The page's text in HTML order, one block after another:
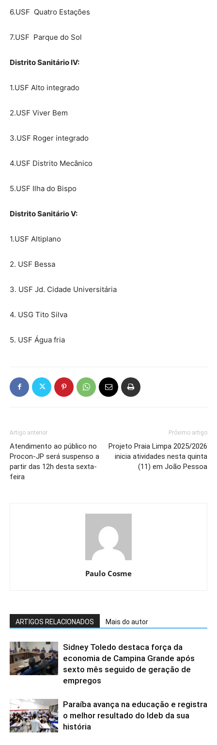
6.USF Quatro Estações
7.USF Parque do Sol
Distrito Sanitário IV:
1.USF Alto integrado
2.USF Viver Bem
3.USF Roger integrado
4.USF Distrito Mecânico
5.USF Ilha do Bispo
Distrito Sanitário V:
1.USF Altiplano
2. USF Bessa
3. USF Jd. Cidade Universitária
4. USG Tito Silva
5. USF Água fria
Artigo anterior
Atendimento ao público no
Procon-JP será suspenso a
partir das 12h desta sexta-
feira
Próximo artigo
Projeto Praia Limpa 2025/2026
inicia atividades nesta quinta
(11) em João Pessoa
Paulo Cosme
ARTIGOS RELACIONADOS Mais do autor
Sidney Toledo destaca força da
economia de Campina Grande após
sexto mês seguido de geração de
empregos
Paraíba avança na educação e registra
o melhor resultado do Ideb da sua
história